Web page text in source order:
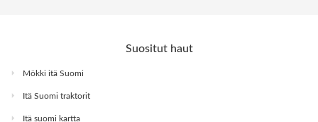
Suositut haut
Mökki itä Suomi
Itä Suomi traktorit
Itä suomi kartta